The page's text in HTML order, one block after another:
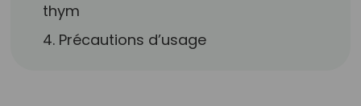
thym
4. Précautions d’usage